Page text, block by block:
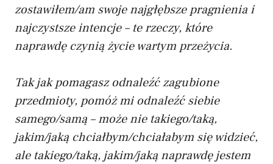
zostawiłem/am swoje najgłębsze pragnienia i
najczystsze intencje – te rzeczy, które
naprawdę czynią życie wartym przeżycia.
Tak jak pomagasz odnaleźć zagubione
przedmioty, pomóż mi odnaleźć siebie
samego/samą – może nie takiego/taką,
jakim/jaką chciałbym/chciałabym się widzieć,
ale takiego/taką, jakim/jaką naprawdę jestem